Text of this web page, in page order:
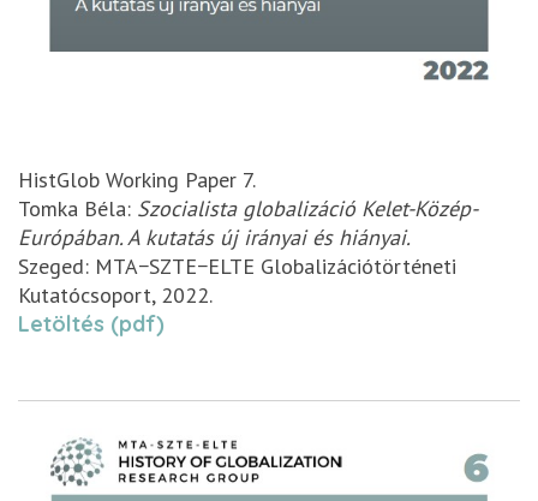
HistGlob Working Paper 7.
Tomka Béla: Szocialista globalizáció Kelet-Közép-
Európában. A kutatás új irányai és hiányai.
Szeged: MTA−SZTE−ELTE Globalizációtörténeti
Kutatócsoport, 2022.
Letöltés (pdf)